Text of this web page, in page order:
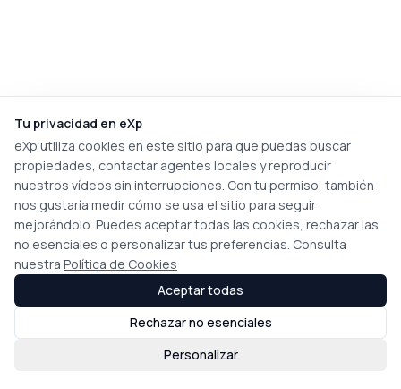
Tu privacidad en eXp
eXp utiliza cookies en este sitio para que puedas buscar
propiedades, contactar agentes locales y reproducir
nuestros vídeos sin interrupciones. Con tu permiso, también
nos gustaría medir cómo se usa el sitio para seguir
mejorándolo. Puedes aceptar todas las cookies, rechazar las
no esenciales o personalizar tus preferencias. Consulta
nuestra Política de Cookies
Personalizar
Rechazar no esenciales
Aceptar todas